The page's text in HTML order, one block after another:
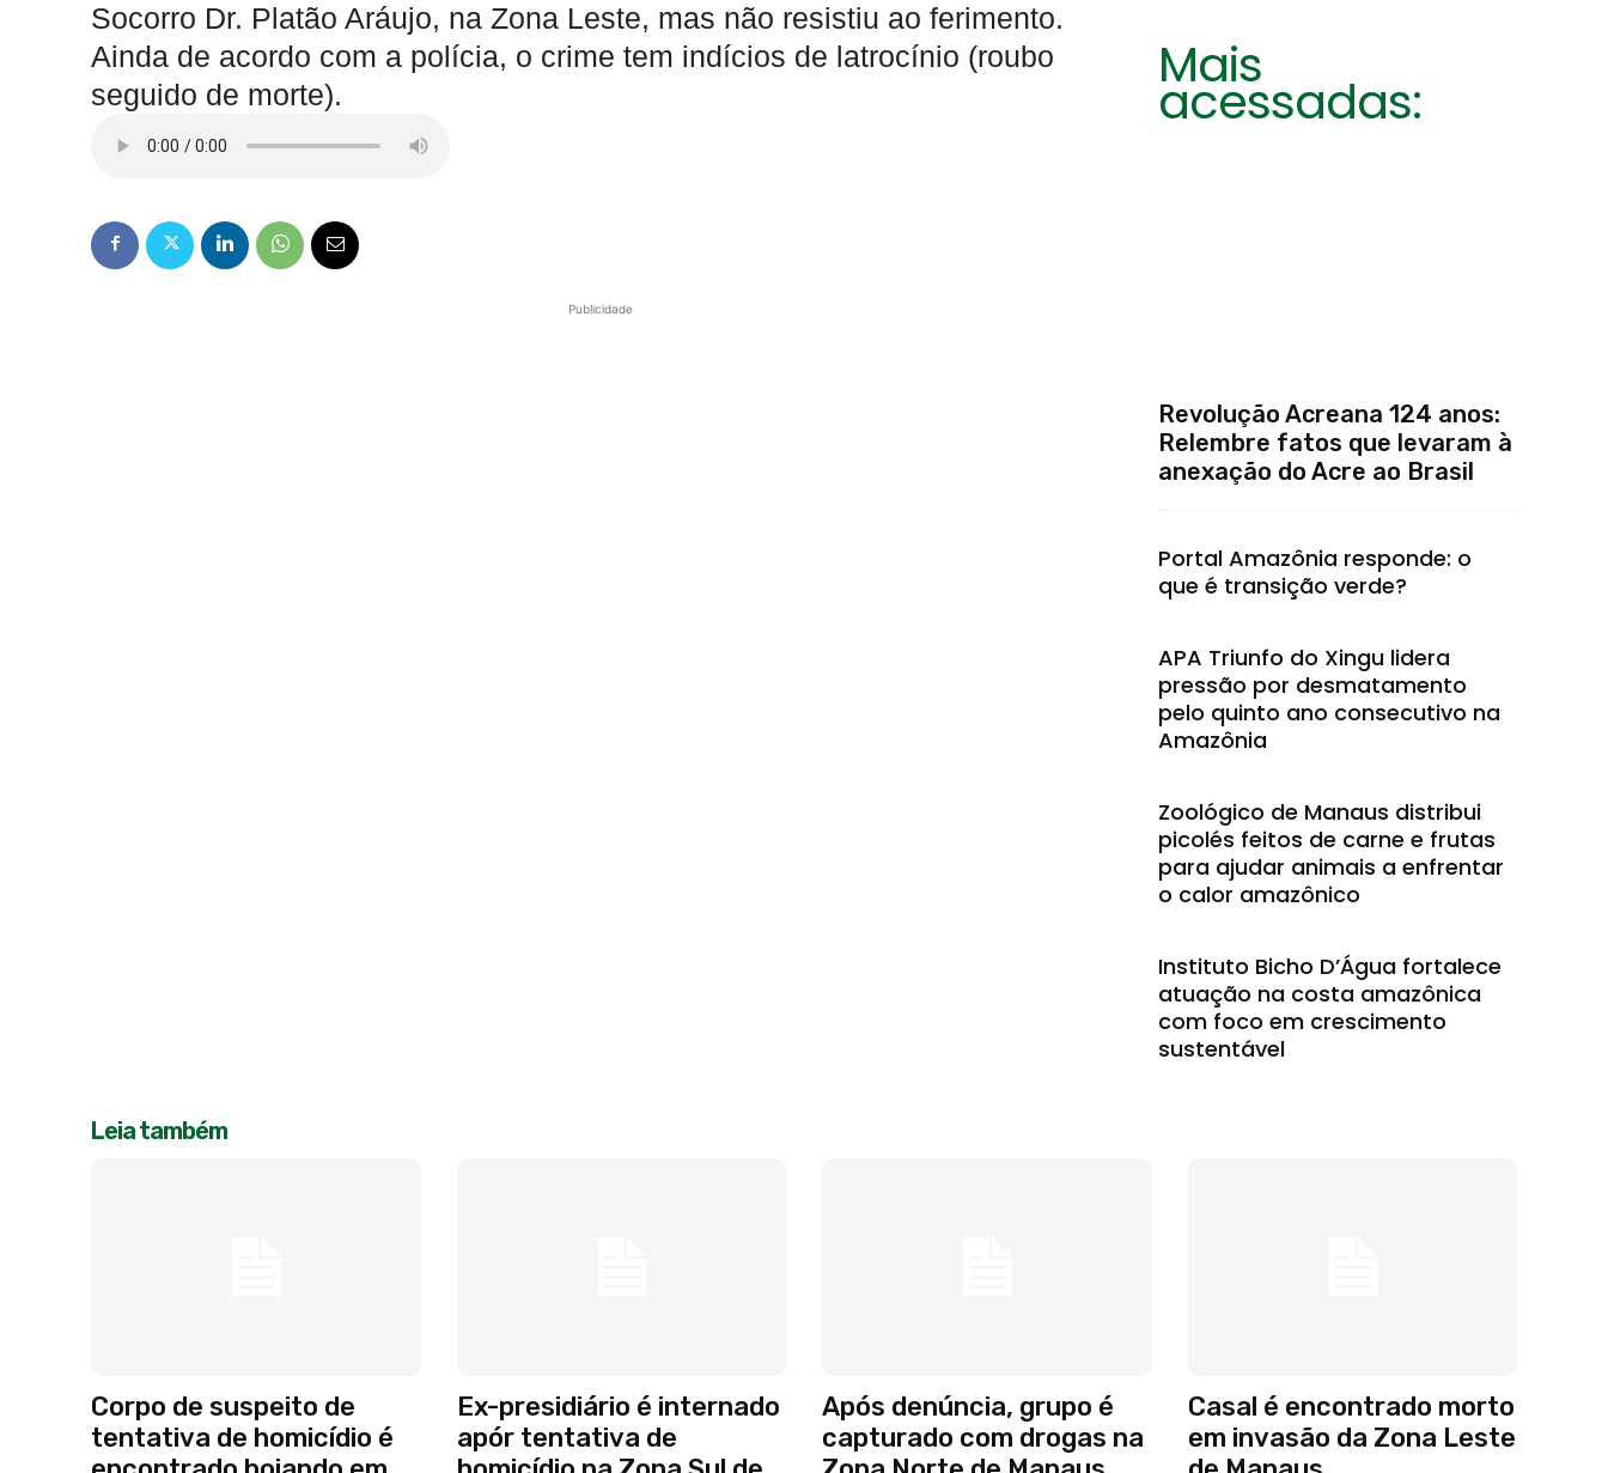
Socorro Dr. Platão Aráujo, na Zona Leste, mas não resistiu ao ferimento.
Ainda de acordo com a polícia, o crime tem indícios de latrocínio (roubo
seguido de morte).
Publicidade
Mais
acessadas:
Revolução Acreana 124 anos:
Relembre fatos que levaram à
anexação do Acre ao Brasil
Portal Amazônia responde: o
que é transição verde?
APA Triunfo do Xingu lidera
pressão por desmatamento
pelo quinto ano consecutivo na
Amazônia
Zoológico de Manaus distribui
picolés feitos de carne e frutas
para ajudar animais a enfrentar
o calor amazônico
Instituto Bicho D’Água fortalece
atuação na costa amazônica
com foco em crescimento
sustentável
Leia também
Corpo de suspeito de
tentativa de homicídio é
Ex-presidiário é internado
apór tentativa de
Após denúncia, grupo é
capturado com drogas na
Casal é encontrado morto
em invasão da Zona Leste